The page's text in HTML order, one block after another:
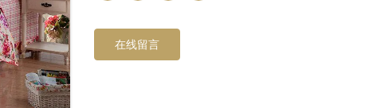
在线留言